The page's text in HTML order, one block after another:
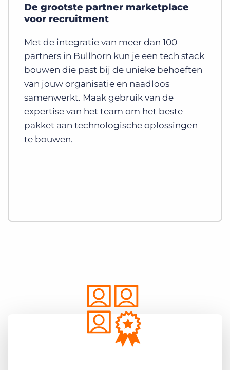
De grootste partner marketplace
voor recruitment
Met de integratie van meer dan 100
partners in Bullhorn kun je een tech stack
bouwen die past bij de unieke behoeften
van jouw organisatie en naadloos
samenwerkt. Maak gebruik van de
expertise van het team om het beste
pakket aan technologische oplossingen
te bouwen.